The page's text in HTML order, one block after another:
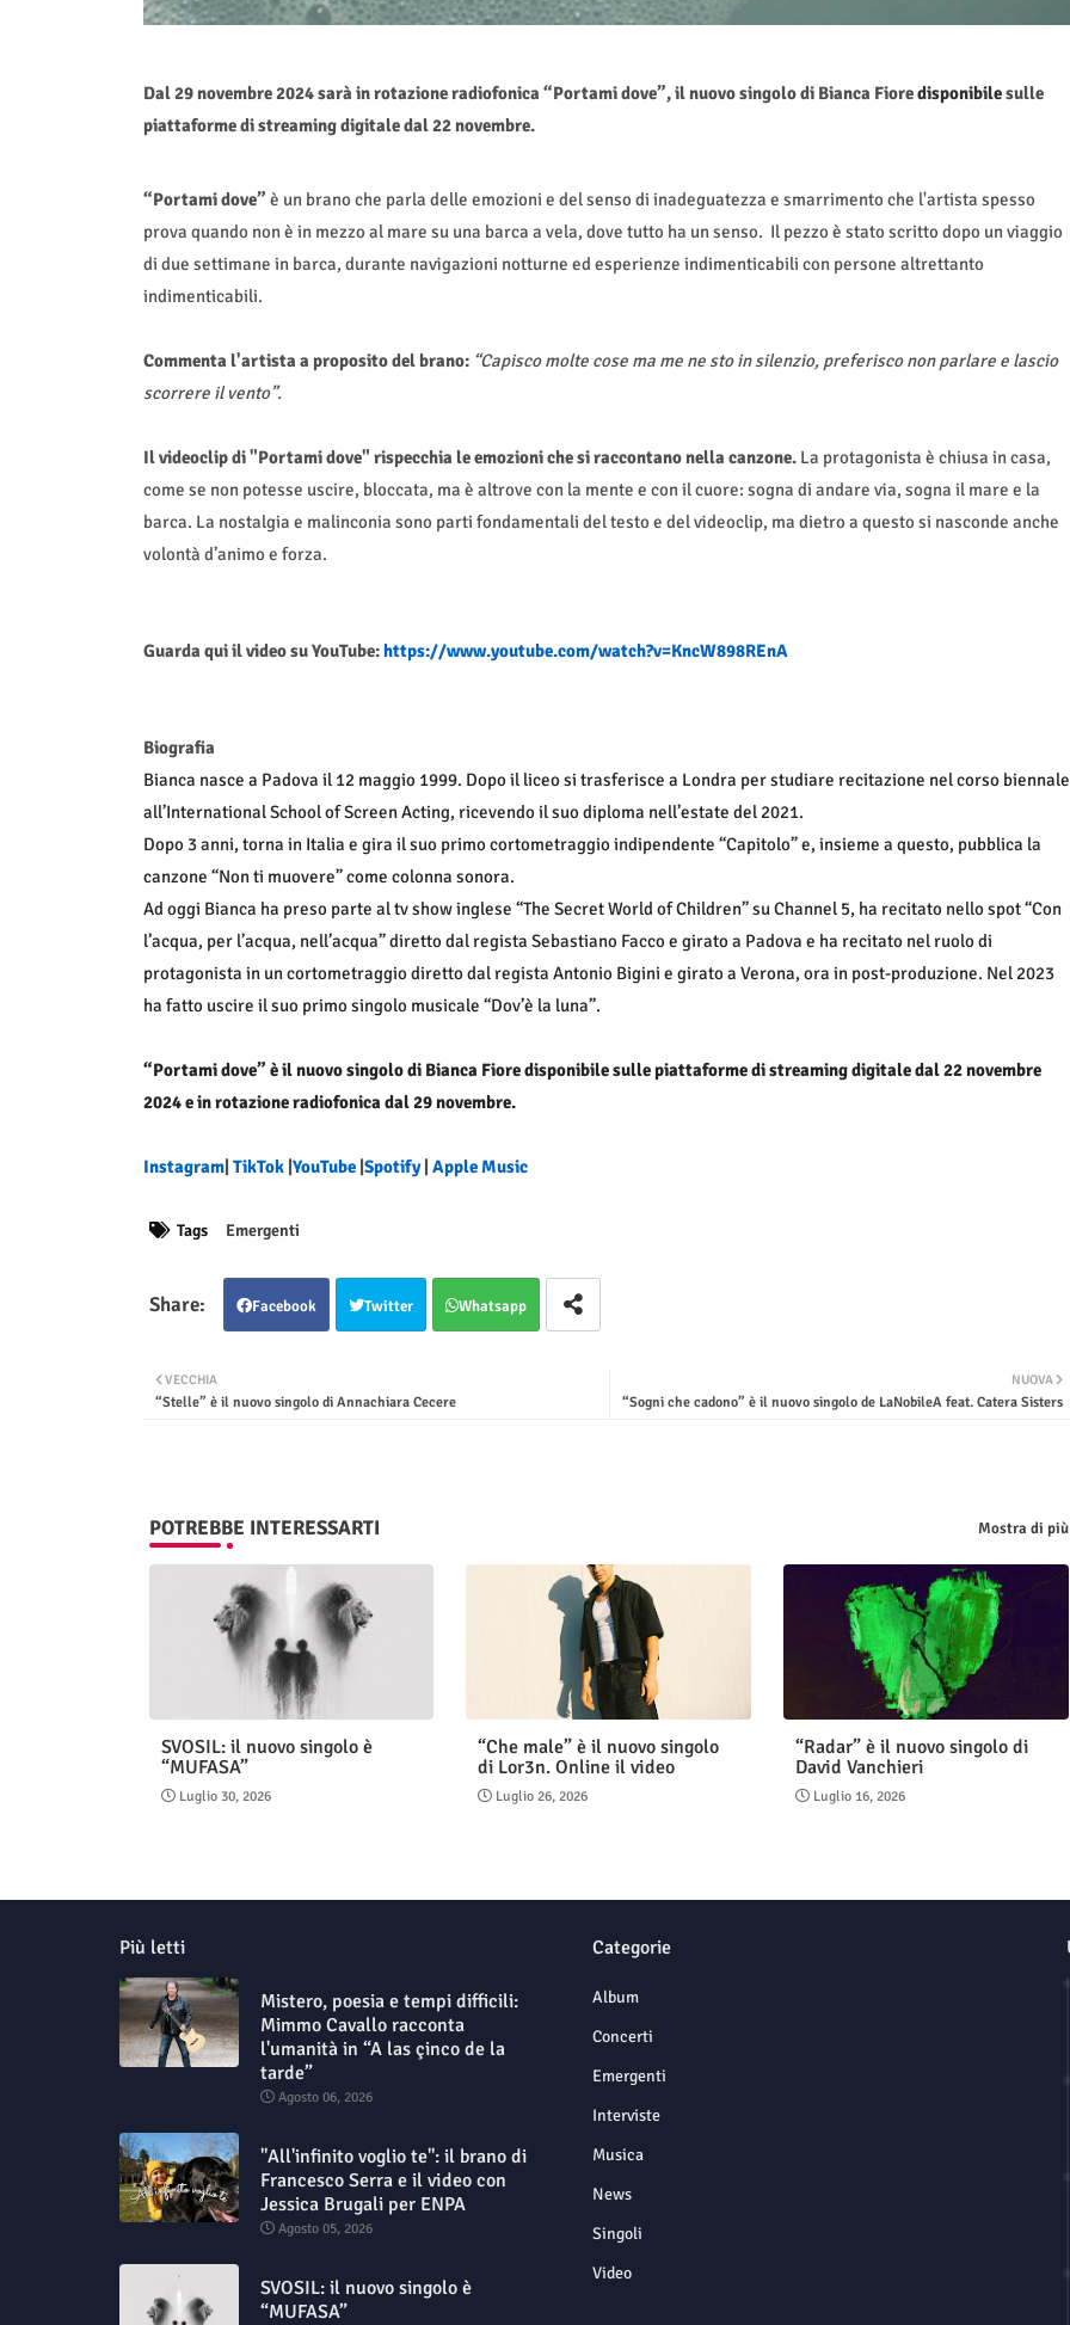
Dal 29 novembre 2024 sarà in rotazione radiofonica “Portami dove”, il nuovo singolo di Bianca Fioredisponibilesulle
piattaforme di streaming digitale dal 22 novembre.
“Portami dove” è un brano che parla delle emozioni e del senso di inadeguatezza e smarrimento che l'artista spesso
prova quando non è in mezzo al mare su una barca a vela, dove tutto ha un senso. Il pezzo è stato scritto dopo un viaggio
di due settimane in barca, durante navigazioni notturne ed esperienze indimenticabili con persone altrettanto
indimenticabili.
Commenta l'artista a proposito del brano:“Capisco molte cose ma me ne sto in silenzio, preferisco non parlare e lascio
scorrere il vento”.
Il videoclip di "Portami dove" rispecchia le emozioni che si raccontano nella canzone.La protagonista è chiusa in casa,
come se non potesse uscire, bloccata, ma è altrove con la mente e con il cuore: sogna di andare via, sogna il mare e la
barca. La nostalgia e malinconia sono parti fondamentali del testo e del videoclip, ma dietro a questo si nasconde anche
volontà d’animo e forza.
Guarda qui il video su YouTube: https://www.youtube.com/watch?v=KncW898REnA
Biografia
Bianca nasce a Padova il 12 maggio 1999. Dopo il liceo si trasferisce a Londra per studiare recitazione nel corso biennale
all’International School of Screen Acting, ricevendo il suo diploma nell’estate del 2021.
Dopo 3 anni, torna in Italia e gira il suo primo cortometraggio indipendente “Capitolo” e, insieme a questo, pubblica la
canzone “Non ti muovere” come colonna sonora.
Ad oggi Bianca ha preso parte al tv show inglese “The Secret World of Children” su Channel 5, ha recitato nello spot “Con
l’acqua, per l’acqua, nell’acqua” diretto dal regista Sebastiano Facco e girato a Padova e ha recitato nel ruolo di
protagonista in un cortometraggio diretto dal regista Antonio Bigini e girato a Verona, ora in post-produzione. Nel 2023
ha fatto uscire il suo primo singolo musicale “Dov’è la luna”.
“Portami dove” è il nuovo singolo di Bianca Fiore disponibile sulle piattaforme di streaming digitale dal 22 novembre
2024 e in rotazione radiofonica dal 29 novembre.
Instagram| TikTok| YouTube| Spotify| Apple Music
Tags Emergenti
Facebook Twitter Whatsapp
NUOVA
“Sogni che cadono” è il nuovo singolo de LaNobileA feat. Catera Sisters
VECCHIA
“Stelle” è il nuovo singolo di Annachiara Cecere
POTREBBE INTERESSARTI Mostra di più
SVOSIL: il nuovo singolo è
“MUFASA”
Luglio 30, 2026
“Che male” è il nuovo singolo
di Lor3n. Online il video
Luglio 26, 2026
“Radar” è il nuovo singolo di
David Vanchieri
Luglio 16, 2026
Più letti
Mistero, poesia e tempi difficili:
Mimmo Cavallo racconta
l'umanità in “A las çinco de la
tarde”
Agosto 06, 2026
"All'infinito voglio te": il brano di
Francesco Serra e il video con
Jessica Brugali per ENPA
Agosto 05, 2026
SVOSIL: il nuovo singolo è
“MUFASA”
Categorie
Album
Concerti
Emergenti
Interviste
Musica
News
Singoli
Video